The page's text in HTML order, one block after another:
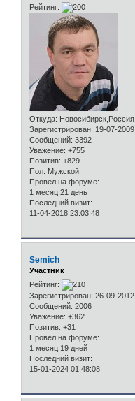
Рейтинг:
Откуда: Новосибирск,Россия
Зарегистрирован: 19-07-2009
Сообщений: 3392
Уважение: +755
Позитив: +829
Пол: Мужской
Провел на форуме:
1 месяц 21 день
Последний визит:
11-04-2018 23:03:48
Semich
Участник
Рейтинг:
Зарегистрирован: 26-09-2012
Сообщений: 2006
Уважение: +362
Позитив: +31
Провел на форуме:
1 месяц 19 дней
Последний визит:
15-01-2024 01:48:08